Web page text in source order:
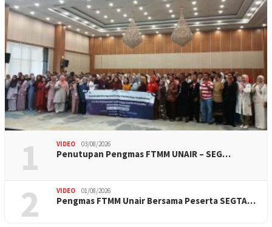
1 VIDEO 03/08/2026
Penutupan Pengmas FTMM UNAIR – SEG…
2 VIDEO 01/08/2026
Pengmas FTMM Unair Bersama Peserta SEGTA…